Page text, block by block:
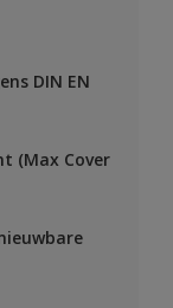
DIN EN
(Max Cover